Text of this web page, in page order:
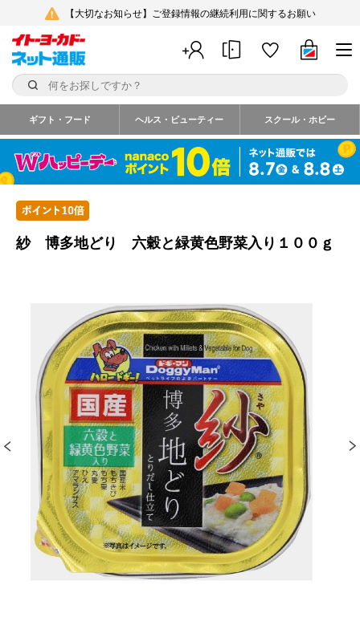
【大切なお知らせ】ご登録情報の継続利用に関するお願い
ギフト・フード ヘルス・ビューティー スクール・ホビー
紗 博多地どり 六穀と緑黄色野菜入り１００ｇ